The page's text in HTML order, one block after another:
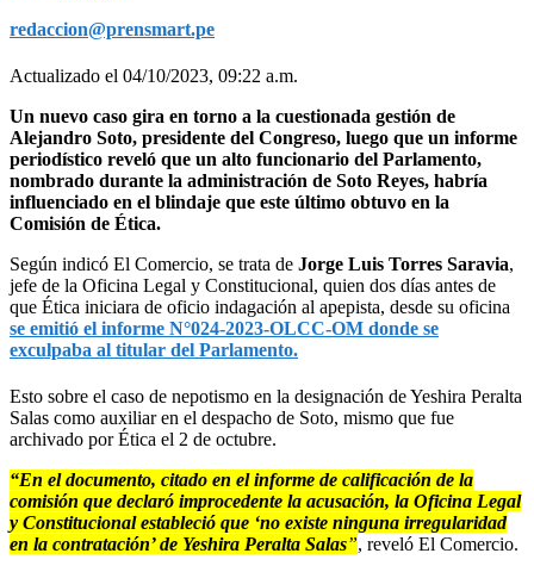
redaccion@prensmart.pe
Actualizado el 04/10/2023, 09:22 a.m.
Un nuevo caso gira en torno a la cuestionada gestión de
Alejandro Soto, presidente del Congreso, luego que un informe
periodístico reveló que un alto funcionario del Parlamento,
nombrado durante la administración de Soto Reyes, habría
influenciado en el blindaje que este último obtuvo en la
Comisión de Ética.
Según indicó El Comercio, se trata de Jorge Luis Torres Saravia,
jefe de la Oficina Legal y Constitucional, quien dos días antes de
que Ética iniciara de oficio indagación al apepista, desde su oficina
se emitió el informe N°024-2023-OLCC-OM donde se
exculpaba al titular del Parlamento.
Esto sobre el caso de nepotismo en la designación de Yeshira Peralta
Salas como auxiliar en el despacho de Soto, mismo que fue
archivado por Ética el 2 de octubre.
“En el documento, citado en el informe de calificación de la
comisión que declaró improcedente la acusación, la Oficina Legal
y Constitucional estableció que ‘no existe ninguna irregularidad
en la contratación’ de Yeshira Peralta Salas”, reveló El Comercio.